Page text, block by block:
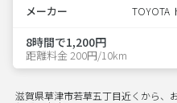
メーカー TOYOTA
8時間で1,200円
距離料金 200円/10km
滋賀県草津市若草五丁目近くから、